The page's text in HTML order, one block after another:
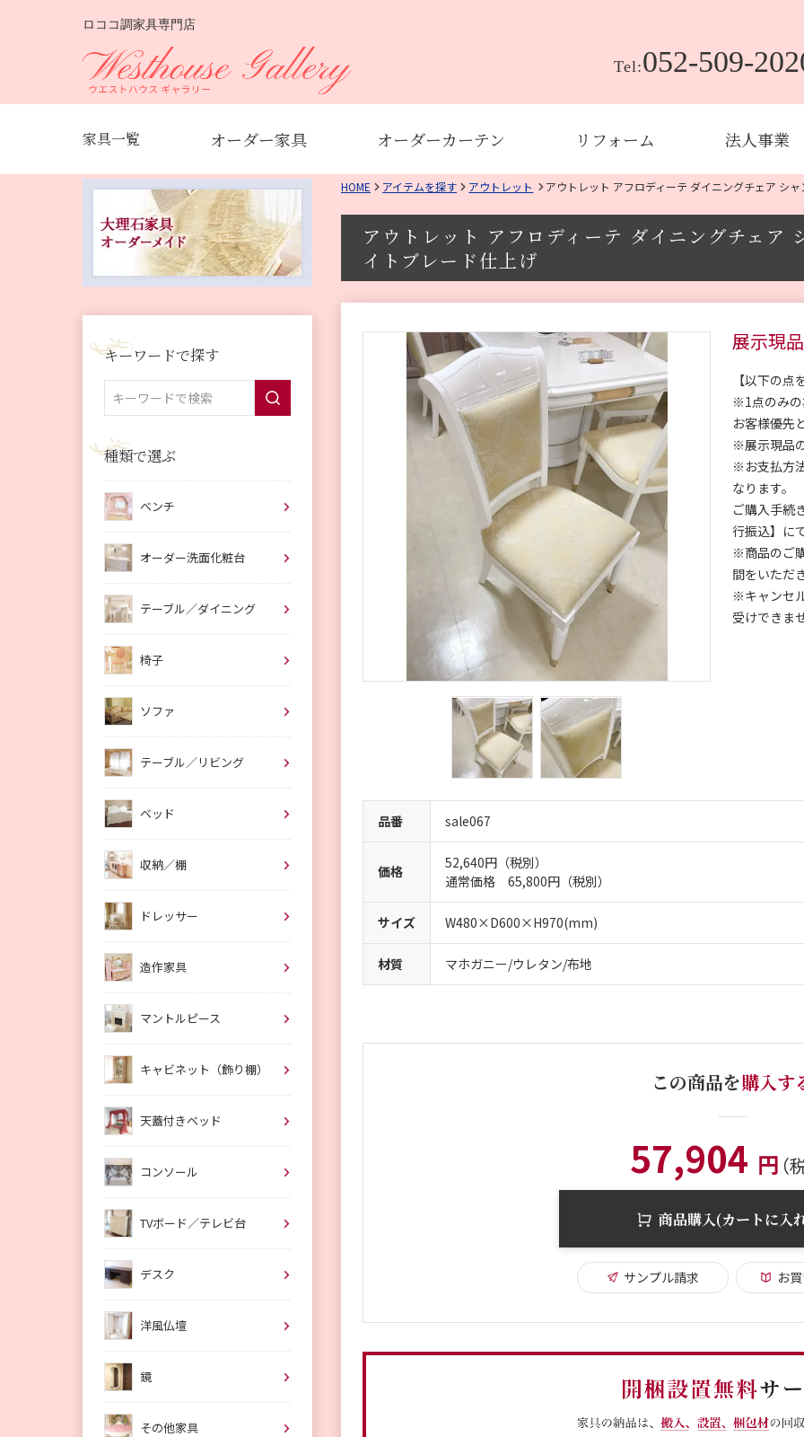
ロココ調家具専門店
Tel:052-509-
家具一覧 オーダー家具 オーダーカーテン リフォーム 法人事業
HOME アイテムを探す アウトレット アウトレット アフロディーテ ダイニングチェア シ
アウトレット アフロディーテ ダイニングチェア
イトブレード仕上げ
展示現
【以下の点
※1点のみの
お客様優先
※展示現品
※お支払方
なります。
ご購入手続
行振込】に
※商品のご
間をいただ
※キャンセ
受けできま
品番 sale067
価格
52,640円（税別）
通常価格 65,800円（税別）
サイズ W480×D600×H970(mm)
材質 マホガニー/ウレタン/布地
この商品を購入す
57,904 円（
商品購入(カートに入
サンプル請求 お
キーワードで探す
種類で選ぶ
ベンチ
オーダー洗面化粧台
テーブル／ダイニング
椅子
ソファ
テーブル／リビング
ベッド
収納／棚
ドレッサー
造作家具
マントルピース
キャビネット（飾り棚）
天蓋付きベッド
コンソール
TVボード／テレビ台
デスク
洋風仏壇
鏡
その他家具